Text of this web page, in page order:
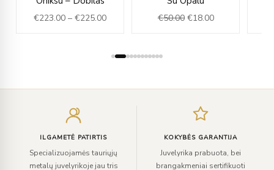
€223.00 – €225.00through
€50.00
was:
€50.00.
€18.00€18.00.
ILGAMETĖ PATIRTIS
Specializuojamės tauriųjų
metalų juvelyrikoje jau tris
KOKYBĖS GARANTIJA
Juvelyrika prabuota, bei
brangakmeniai sertifikuoti